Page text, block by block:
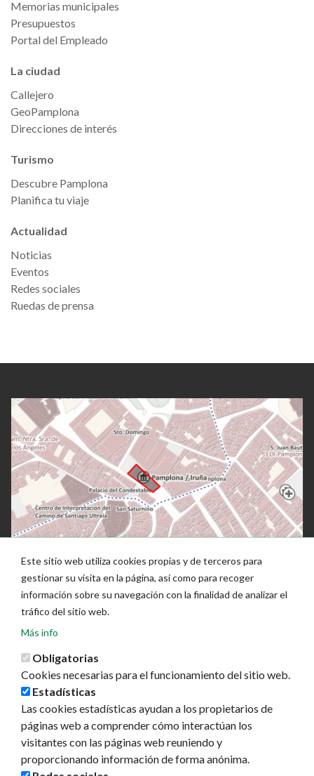
Memorias municipales
Presupuestos
Portal del Empleado
La ciudad
Callejero
GeoPamplona
Direcciones de interés
Turismo
Descubre Pamplona
Planifica tu viaje
Actualidad
Noticias
Eventos
Redes sociales
Ruedas de prensa
Ayuntamiento de Pamplona
Plaza Consistorial, s/n
31001 - Pamplona
948 420 100
Este sitio web utiliza cookies propias y de terceros para
gestionar su visita en la página, así como para recoger
información sobre su navegación con la finalidad de analizar el
tráfico del sitio web.
Más info
Obligatorias
Cookies necesarias para el funcionamiento del sitio web.
Estadísticas
Las cookies estadísticas ayudan a los propietarios de
páginas web a comprender cómo interactúan los
visitantes con las páginas web reuniendo y
proporcionando información de forma anónima.